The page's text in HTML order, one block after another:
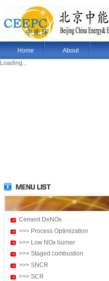
Home About
Loading...
Cement DeNOx
>>> Process Optimization
>>> Low NOx burner
>>> Staged combustion
>>> SNCR
>>> SCR